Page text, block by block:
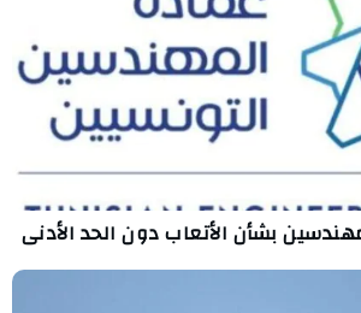
بشأن الأتعاب دون الحد الأدنى